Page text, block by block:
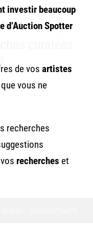
investir beaucoup
d’Auction Spotter
de vos artistes
vous ne
recherches
recherches et
curatées